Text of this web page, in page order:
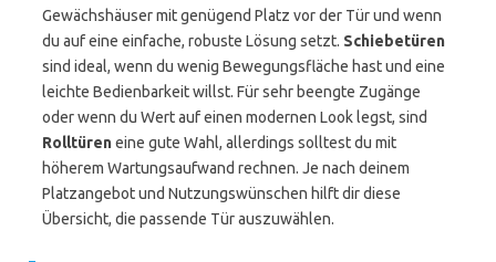
Gewächshäuser mit genügend Platz vor der Tür und wenn
du auf eine einfache, robuste Lösung setzt. Schiebetüren
sind ideal, wenn du wenig Bewegungsfläche hast und eine
leichte Bedienbarkeit willst. Für sehr beengte Zugänge
oder wenn du Wert auf einen modernen Look legst, sind
Rolltüreneine gute Wahl, allerdings solltest du mit
höherem Wartungsaufwand rechnen. Je nach deinem
Platzangebot und Nutzungswünschen hilft dir diese
Übersicht, die passende Tür auszuwählen.